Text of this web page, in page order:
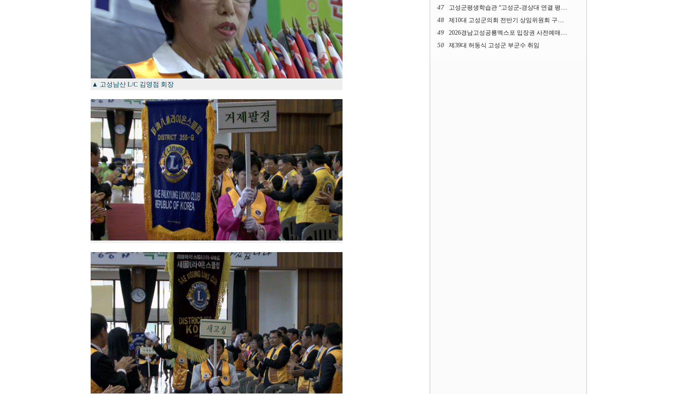
▲ 고성남산 L/C 김영점 회장
47 고성군평생학습관 “고성군-경상대 연결 평생교육” 운영
48 제10대 고성군의회 전반기 상임위원회 구성 완료
49 2026경남고성공룡엑스포 입장권 사전예매 시작
50 제39대 허동식 고성군 부군수 취임